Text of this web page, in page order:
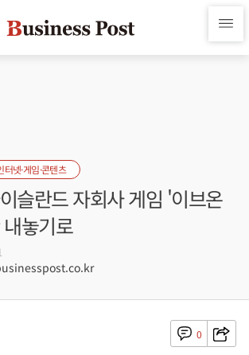
터넷·게임·콘텐츠
슬란드 자회사 게임 '이브온
놓기로
0